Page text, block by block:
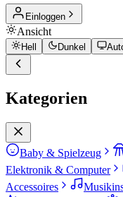
Einloggen
Ansicht
Hell Dunkel
Kategorien
Baby & Spielzeug
Elektronik & Computer
Accessoires